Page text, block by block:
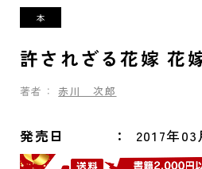
許されざる花嫁 花
著者： 赤川 次郎
発売日 2017年03